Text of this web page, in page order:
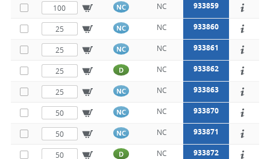
NC NC 933859
NC NC 933860
NC NC 933861
D NC 933862
NC NC 933863
NC NC 933870
NC NC 933871
D NC 933872